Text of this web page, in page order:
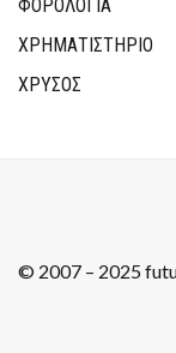
ΦΟΡΟΛΟΓΙΑ
ΧΡΗΜΑΤΙΣΤΗΡΙΟ
ΧΡΥΣΟΣ
© 2007 – 2025